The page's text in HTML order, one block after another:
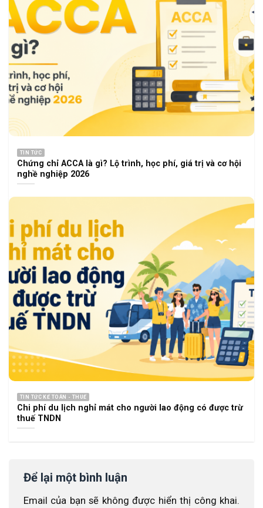
TIN TỨC
Chứng chỉ ACCA là gì? Lộ trình, học phí, giá trị và cơ hội
nghề nghiệp 2026
TIN TỨC KẾ TOÁN - THUẾ
Chi phí du lịch nghỉ mát cho người lao động có được trừ
thuế TNDN
Để lại một bình luận
Email của bạn sẽ không được hiển thị công khai.